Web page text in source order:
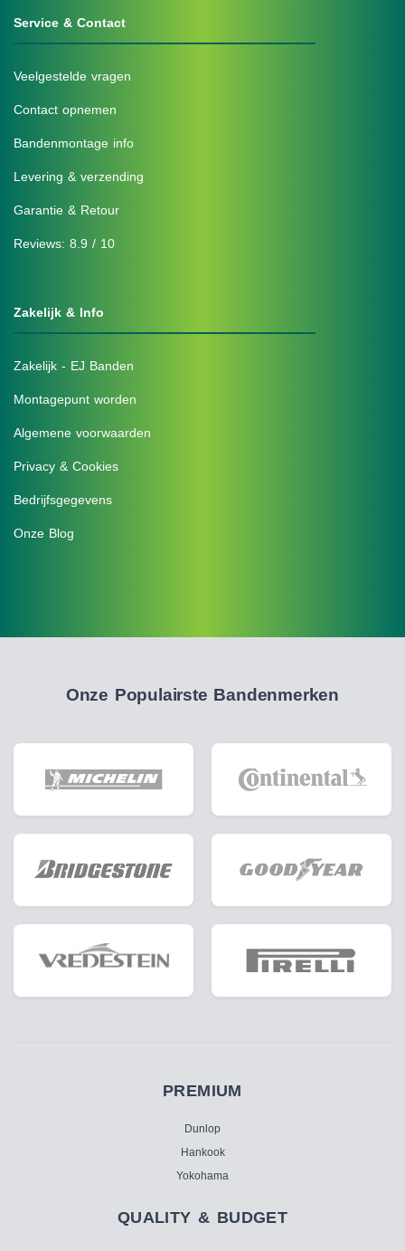
Service & Contact
Veelgestelde vragen
Contact opnemen
Bandenmontage info
Levering & verzending
Garantie & Retour
Reviews: 8.9 / 10
Zakelijk & Info
Zakelijk - EJ Banden
Montagepunt worden
Algemene voorwaarden
Privacy & Cookies
Bedrijfsgegevens
Onze Blog
Onze Populairste Bandenmerken
PREMIUM
Dunlop
Hankook
Yokohama
QUALITY & BUDGET